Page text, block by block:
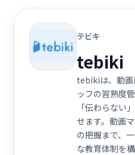
テビキ
tebiki
tebikiは、動画
ッフの習熟度
「伝わらない
せます。動画
の把握まで、
な教育体制を